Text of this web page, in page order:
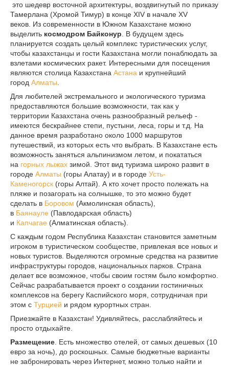
это шедевр восточной архитектуры, воздвигнутый по приказу
Тамерлана (Хромой Тимур) в конце XIV в начале XV
веков. Из современности в Южном Казахстане можно
выделить космодром Байконур . В будущем здесь
планируется создать целый комплекс туристических услуг,
чтобы казахстанцы и гости Казахстана могли понаблюдать за
взлетами космических ракет. Интересными для посещения
являются столица Казахстана Астана и крупнейший
город Алматы
Для любителей экстремального и экологического туризма
предоставляются большие возможности, так как у
территории Казахстана очень разнообразный рельеф -
имеются бескрайнее степи, пустыни, леса, горы и т.д. На
данное время разработано около 1000 маршрутов
путешествий, из которых есть что выбрать. В Казахстане есть
возможность заняться альпинизмом летом, и покататься
на горных лыжах зимой. Этот вид туризма широко развит в
городе Алматы (горы Алатау) и в городе Усть-
Каменогорск (горы Алтай). А кто хочет просто полежать на
пляже и позагорать на солнышке, то это можно будет
сделать в Боровом (Акмолинская область),
в Баянауле (Павлодарская область)
и Капчагае (Алматинская область).
С каждым годом Республика Казахстан становится заметным
игроком в туристическом сообществе, привлекая все новых и
новых туристов. Выделяются огромные средства на развитие
инфраструктуры городов, национальных парков. Страна
делает все возможное, чтобы своим гостям было комфортно.
Сейчас разрабатывается проект о создании гостиничных
комплексов на берегу Каспийского моря, сотрудничая при
этом с Турцией и рядом курортных стран.
Приезжайте в Казахстан! Удивляйтесь, расслабляйтесь и
просто отдыхайте.
Размещение . Есть множество отелей, от самых дешевых (10
евро за ночь), до роскошных. Самые бюджетные варианты
не забронировать через Интернет, можно только найти и